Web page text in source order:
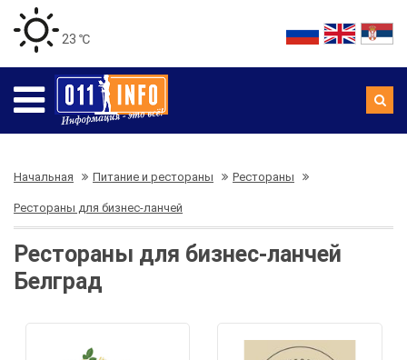
23 ℃
Начальная Питание и рестораны Рестораны
Рестораны для бизнес-ланчей
Рестораны для бизнес-ланчей
Белград